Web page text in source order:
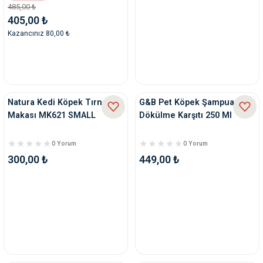
485,00 ₺
405,00 ₺
Kazancınız 80,00 ₺
Natura Kedi Köpek Tırnak
Makası MK621 SMALL
0 Yorum
300,00 ₺
G&B Pet Köpek Şampuan
Dökülme Karşıtı 250 Ml
0 Yorum
449,00 ₺